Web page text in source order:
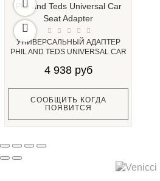
УНИВЕРСАЛЬНЫЙ АДАПТЕР
PHIL AND TEDS UNIVERSAL CAR
4 938 руб
СООБЩИТЬ КОГДА
ПОЯВИТСЯ